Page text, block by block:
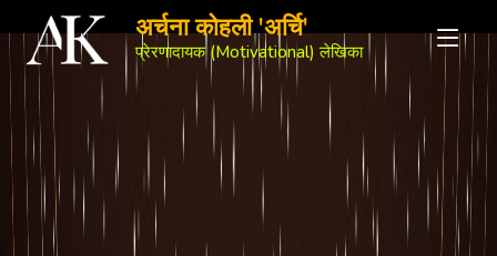
अर्चना कोहली 'अर्चि'
प्रेरणादायक (Motivational) लेखिका